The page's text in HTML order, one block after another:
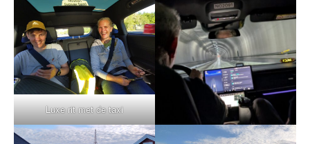
Luxe rit met de taxi